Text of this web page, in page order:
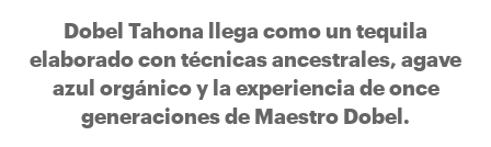
Dobel Tahona llega como un tequila
elaborado con técnicas ancestrales, agave
azul orgánico y la experiencia de once
generaciones de Maestro Dobel.